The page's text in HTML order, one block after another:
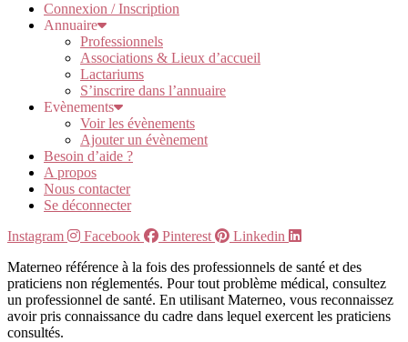
Connexion / Inscription
Annuaire
Professionnels
Associations & Lieux d’accueil
Lactariums
S’inscrire dans l’annuaire
Evènements
Voir les évènements
Ajouter un évènement
Besoin d’aide ?
A propos
Nous contacter
Se déconnecter
Instagram
Facebook Pinterest
Linkedin
Materneo référence à la fois des professionnels de santé et des
praticiens non réglementés. Pour tout problème médical, consultez
un professionnel de santé. En utilisant Materneo, vous reconnaissez
avoir pris connaissance du cadre dans lequel exercent les praticiens
consultés.